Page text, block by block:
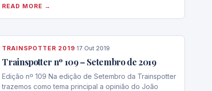
READ MORE →
TRAINSPOTTER 2019·17 Out 2019
Trainspotter nº 109 – Setembro de 2019
Edição nº 109 Na edição de Setembro da Trainspotter
trazemos como tema principal a opinião do João